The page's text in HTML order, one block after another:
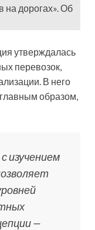
на дорогах». Об
утверждалась
перевозок,
В него
образом,
изучением
—